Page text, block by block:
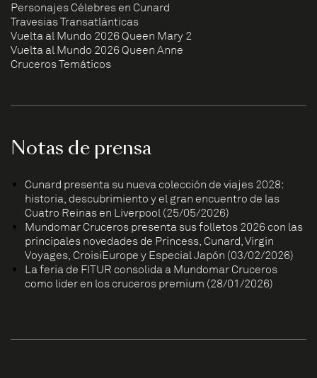
Personajes Célebres en Cunard
Travesías Transatlánticas
Vuelta al Mundo 2026 Queen Mary 2
Vuelta al Mundo 2026 Queen Anne
Cruceros Temáticos
Notas de prensa
Cunard presenta su nueva colección de viajes 2028:
historia, descubrimiento y el gran encuentro de las
Cuatro Reinas en Liverpool (25/05/2026)
Mundomar Cruceros presenta sus folletos 2026 con las
principales novedades de Princess, Cunard, Virgin
Voyages, CroisiEurope y Especial Japón (03/02/2026)
La feria de FITUR consolida a Mundomar Cruceros
como líder en los cruceros premium (28/01/2026)